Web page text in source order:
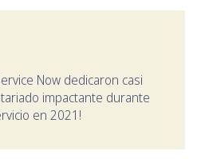
Now dedicaron casi
impactante durante
en 2021!